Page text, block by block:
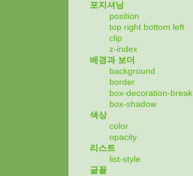
포지셔닝
position
top right bottom left
clip
z-index
배경과 보더
background
border
box-decoration-break
box-shadow
색상
color
opacity
리스트
list-style
글꼴